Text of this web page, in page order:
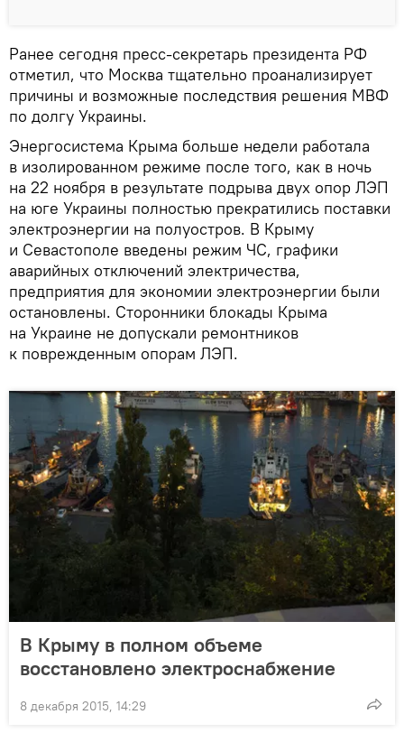
Ранее сегодня пресс-секретарь президента РФ
отметил, что Москва тщательно проанализирует
причины и возможные последствия решения МВФ
по долгу Украины.
Энергосистема Крыма больше недели работала
в изолированном режиме после того, как в ночь
на 22 ноября в результате подрыва двух опор ЛЭП
на юге Украины полностью прекратились поставки
электроэнергии на полуостров. В Крыму
и Севастополе введены режим ЧС, графики
аварийных отключений электричества,
предприятия для экономии электроэнергии были
остановлены. Сторонники блокады Крыма
на Украине не допускали ремонтников
к поврежденным опорам ЛЭП.
В Крыму в полном объеме
восстановлено электроснабжение
8 декабря 2015, 14:29